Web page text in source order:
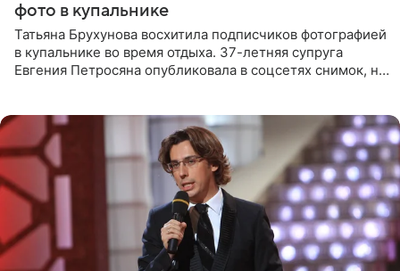
фото в купальнике
Татьяна Брухунова восхитила подписчиков фотографией
в купальнике во время отдыха. 37-летняя супруга
Евгения Петросяна опубликовала в соцсетях снимок, на